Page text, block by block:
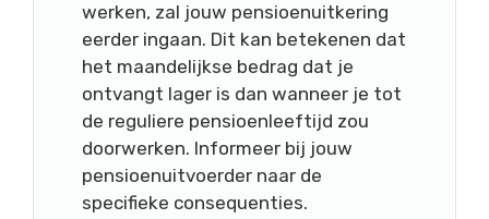
werken, zal jouw pensioenuitkering
eerder ingaan. Dit kan betekenen dat
het maandelijkse bedrag dat je
ontvangt lager is dan wanneer je tot
de reguliere pensioenleeftijd zou
doorwerken. Informeer bij jouw
pensioenuitvoerder naar de
specifieke consequenties.